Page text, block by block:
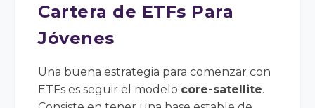
Cartera de ETFs Para
Jóvenes
Una buena estrategia para comenzar con
ETFs es seguir el modelo core-satellite.